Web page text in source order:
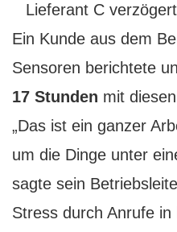
Lieferant C
Ein Kunde aus dem
Sensoren berichtete
17 Stunden mit
„Das ist ein ganzer
um die Dinge unter
sagte sein
Stress durch Anrufe